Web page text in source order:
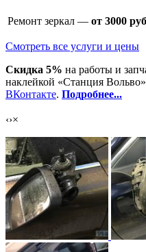
Ремонт зеркал — от 3000 руб
Смотреть все услуги и цены
Скидка 5% на работы и
наклейкой «Станция
ВКонтакте. Подробнее...
‹›×